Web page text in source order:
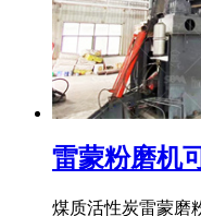
雷蒙粉磨机
煤质活性炭雷蒙磨